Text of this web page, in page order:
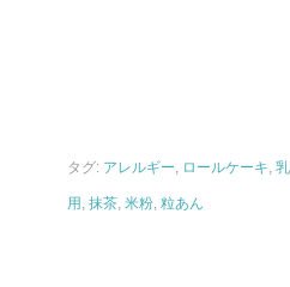
タグ: アレルギー, ロールケーキ,
用 , 抹茶, 米粉, 粒あん